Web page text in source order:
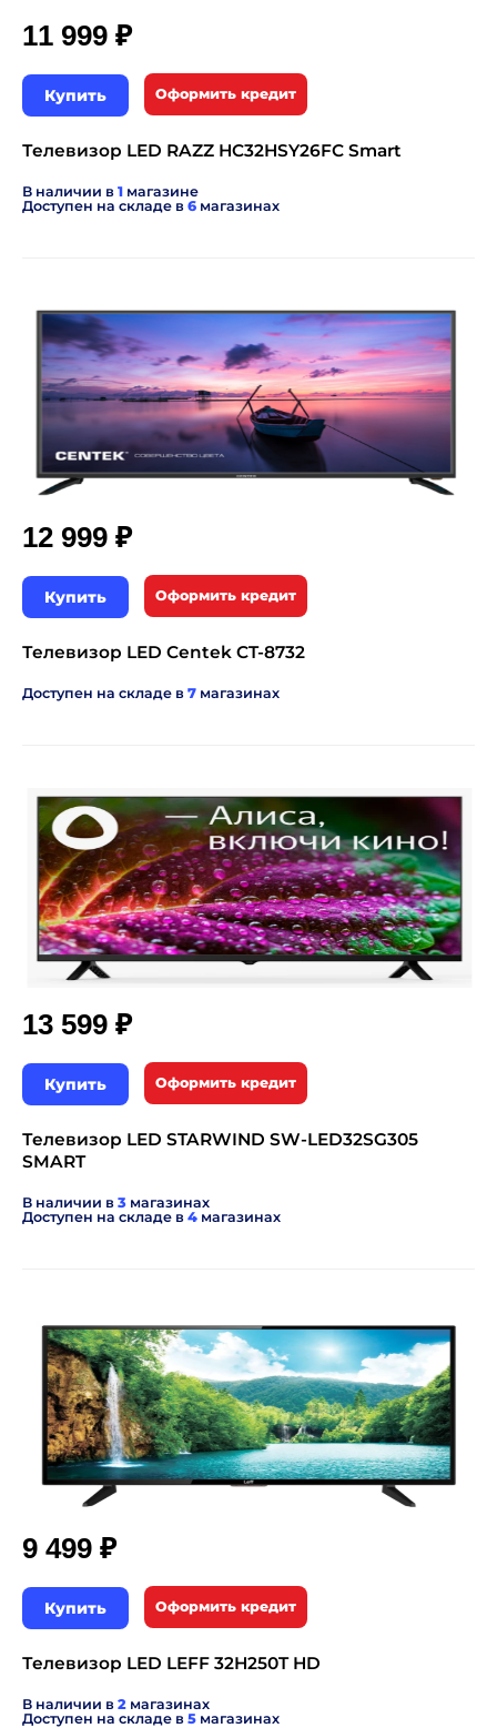
11 999 ₽
Купить Оформить кредит
Телевизор LED RAZZ HC32HSY26FC Smart
В наличии в 1 магазине
Доступен на складе в 6 магазинах
12 999 ₽
Купить Оформить кредит
Телевизор LED Centek CT-8732
Доступен на складе в 7 магазинах
13 599 ₽
Купить Оформить кредит
Телевизор LED STARWIND SW-LED32SG305
SMART
В наличии в 3 магазинах
Доступен на складе в 4 магазинах
9 499 ₽
Купить Оформить кредит
Телевизор LED LEFF 32H250T HD
В наличии в 2 магазинах
Доступен на складе в 5 магазинах